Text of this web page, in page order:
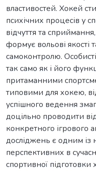
властивостей. Хокей
психічних процесів у
відчуття та
формує вольові якості
самоконтролю.
так само як і його
притаманними
типовими для хокею,
успішного ведення
доцільно проводити
конкретного
досліджень є одним із
перспективних в
спортивної підготовки